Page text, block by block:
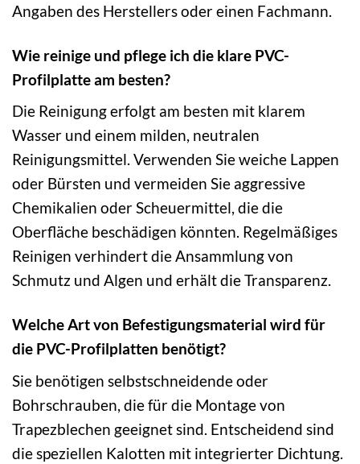
Angaben des Herstellers oder einen Fachmann.
Wie reinige und pflege ich die klare PVC-
Profilplatte am besten?
Die Reinigung erfolgt am besten mit klarem
Wasser und einem milden, neutralen
Reinigungsmittel. Verwenden Sie weiche Lappen
oder Bürsten und vermeiden Sie aggressive
Chemikalien oder Scheuermittel, die die
Oberfläche beschädigen könnten. Regelmäßiges
Reinigen verhindert die Ansammlung von
Schmutz und Algen und erhält die Transparenz.
Welche Art von Befestigungsmaterial wird für
die PVC-Profilplatten benötigt?
Sie benötigen selbstschneidende oder
Bohrschrauben, die für die Montage von
Trapezblechen geeignet sind. Entscheidend sind
die speziellen Kalotten mit integrierter Dichtung.